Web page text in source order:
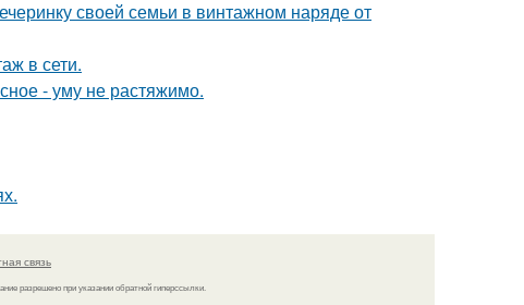
своей семьи в винтажном наряде от
в сети.
- уму не растяжимо.
связь
разрешено при указании обратной гиперссылки.